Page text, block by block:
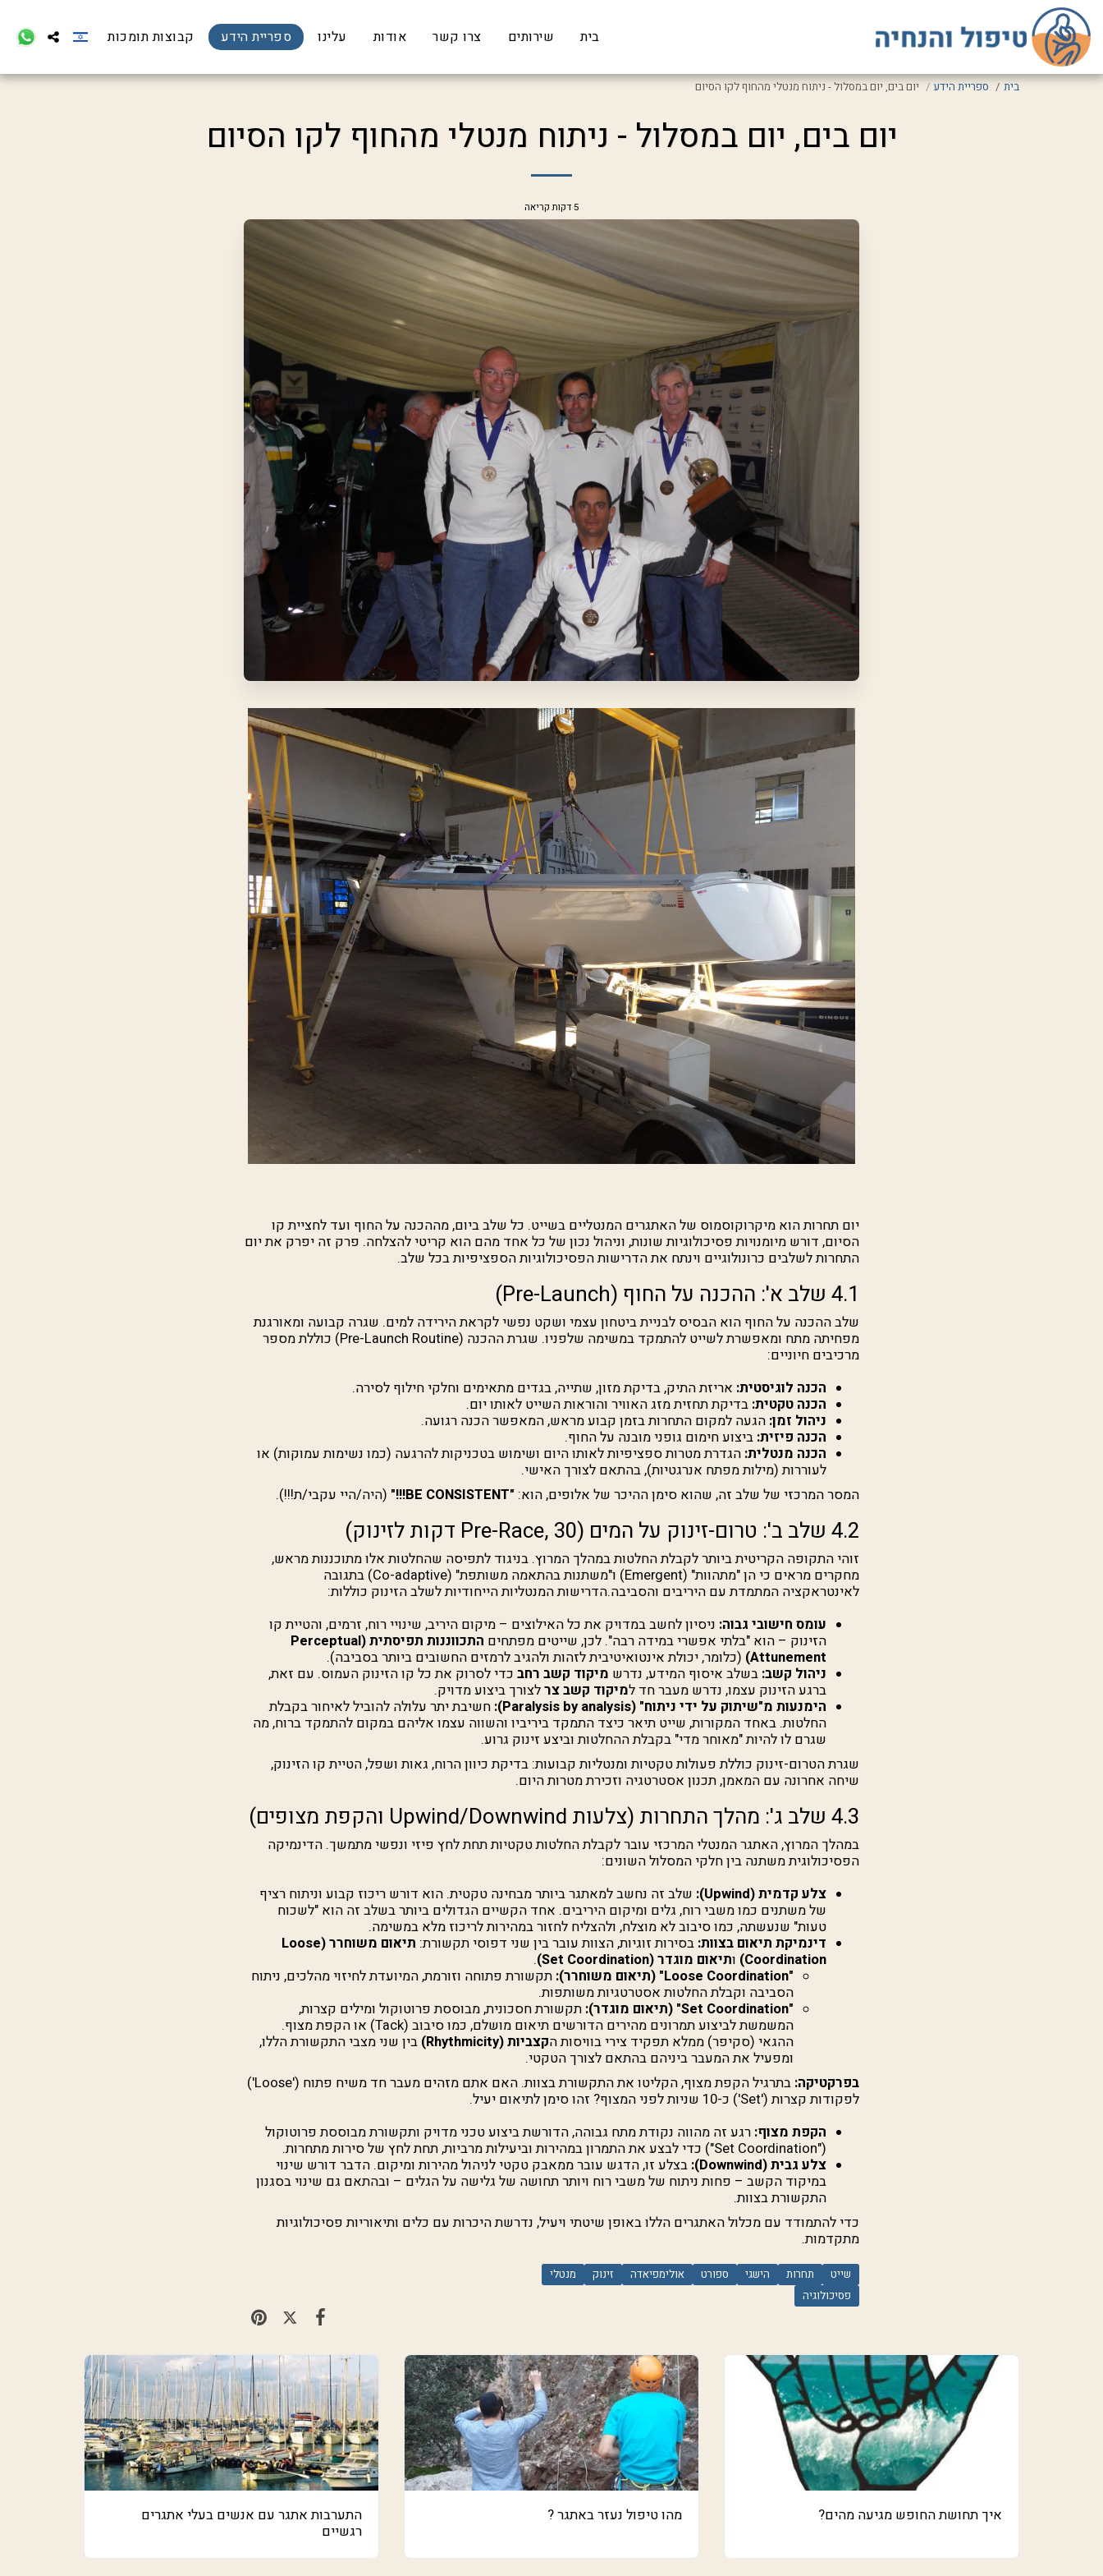
בית שירותים צרו קשר אודות עלינו ספריית הידע קבוצות תומכות
בית ספריית הידע יום בים, יום במסלול - ניתוח מנטלי מהחוף לקו הסיום
יום בים, יום במסלול - ניתוח מנטלי מהחוף לקו הסיום
5 דקות קריאה
יום תחרות הוא מיקרוקוסמוס של האתגרים המנטליים בשייט. כל שלב ביום, מההכנה על החוף ועד לחציית קו
הסיום, דורש מיומנויות פסיכולוגיות שונות, וניהול נכון של כל אחד מהם הוא קריטי להצלחה. פרק זה יפרק את יום
התחרות לשלבים כרונולוגיים וינתח את הדרישות הפסיכולוגיות הספציפיות בכל שלב.
4.1 שלב א': ההכנה על החוף (Pre-Launch)
שלב ההכנה על החוף הוא הבסיס לבניית ביטחון עצמי ושקט נפשי לקראת הירידה למים. שגרה קבועה ומאורגנת
מפחיתה מתח ומאפשרת לשייט להתמקד במשימה שלפניו. שגרת ההכנה (Pre-Launch Routine) כוללת מספר
מרכיבים חיוניים:
הכנה לוגיסטית: אריזת התיק, בדיקת מזון, שתייה, בגדים מתאימים וחלקי חילוף לסירה.
הכנה טקטית: בדיקת תחזית מזג האוויר והוראות השייט לאותו יום.
ניהול זמן: הגעה למקום התחרות בזמן קבוע מראש, המאפשר הכנה רגועה.
הכנה פיזית: ביצוע חימום גופני מובנה על החוף.
הכנה מנטלית: הגדרת מטרות ספציפיות לאותו היום ושימוש בטכניקות להרגעה (כמו נשימות עמוקות) או
לעוררות (מילות מפתח אנרגטיות), בהתאם לצורך האישי.
המסר המרכזי של שלב זה, שהוא סימן ההיכר של אלופים, הוא: "BE CONSISTENT!!!" (היה/היי עקבי/ת!!!).
4.2 שלב ב': טרום-זינוק על המים (Pre-Race, 30 דקות לזינוק)
זוהי התקופה הקריטית ביותר לקבלת החלטות במהלך המרוץ. בניגוד לתפיסה שהחלטות אלו מתוכננות מראש,
מחקרים מראים כי הן "מתהוות" (Emergent) ו"משתנות בהתאמה משותפת" (Co-adaptive) בתגובה
לאינטראקציה המתמדת עם היריבים והסביבה.הדרישות המנטליות הייחודיות לשלב הזינוק כוללות:
עומס חישובי גבוה: ניסיון לחשב במדויק את כל האילוצים – מיקום היריב, שינויי רוח, זרמים, והטיית קו
הזינוק – הוא "בלתי אפשרי במידה רבה". לכן, שייטים מפתחים
התכווננות תפיסתית (Perceptual
Attunement) (כלומר, יכולת אינטואיטיבית לזהות ולהגיב לרמזים החשובים ביותר בסביבה).
ניהול קשב: בשלב איסוף המידע, נדרש מיקוד קשב רחב כדי לסרוק את כל קו הזינוק העמוס. עם זאת,
ברגע הזינוק עצמו, נדרש מעבר חד למיקוד קשב צרלצורך ביצוע מדויק.
הימנעות מ"שיתוק על ידי ניתוח" (Paralysis by analysis):
חשיבת יתר עלולה להוביל לאיחור בקבלת
החלטות. באחד המקורות, שייט תיאר כיצד התמקד ביריביו והשווה עצמו אליהם במקום להתמקד ברוח, מה
שגרם לו להיות "מאוחר מדי" בקבלת ההחלטות וביצע זינוק גרוע.
שגרת הטרום-זינוק כוללת פעולות טקטיות ומנטליות קבועות: בדיקת כיוון הרוח, גאות ושפל, הטיית קו הזינוק,
שיחה אחרונה עם המאמן, תכנון אסטרטגיה וזכירת מטרות היום.
4.3 שלב ג': מהלך התחרות (צלעות Upwind/Downwind והקפת מצופים)
במהלך המרוץ, האתגר המנטלי המרכזי עובר לקבלת החלטות טקטיות תחת לחץ פיזי ונפשי מתמשך. הדינמיקה
הפסיכולוגית משתנה בין חלקי המסלול השונים:
צלע קדמית (Upwind):
שלב זה נחשב למאתגר ביותר מבחינה טקטית. הוא דורש ריכוז קבוע וניתוח רציף
של משתנים כמו משבי רוח, גלים ומיקום היריבים. אחד הקשיים הגדולים ביותר בשלב זה הוא "לשכוח
טעות" שנעשתה, כמו סיבוב לא מוצלח, ולהצליח לחזור במהירות לריכוז מלא במשימה.
דינמיקת תיאום בצוות: בסירות זוגיות, הצוות עובר בין שני דפוסי תקשורת:
תיאום משוחרר (Loose
Coordination) ותיאום מוגדר (Set Coordination)
.
"Loose Coordination" (תיאום משוחרר):
תקשורת פתוחה וזורמת, המיועדת לחיזוי מהלכים, ניתוח
הסביבה וקבלת החלטות אסטרטגיות משותפות.
"Set Coordination" (תיאום מוגדר):
תקשורת חסכונית, מבוססת פרוטוקול ומילים קצרות,
המשמשת לביצוע תמרונים מהירים הדורשים תיאום מושלם, כמו סיבוב (Tack) או הקפת מצוף.
ההגאי (סקיפר) ממלא תפקיד צירי בוויסות הקצביות (Rhythmicity)
בין שני מצבי התקשורת הללו,
ומפעיל את המעבר ביניהם בהתאם לצורך הטקטי.
בפרקטיקה:
בתרגיל הקפת מצוף, הקליטו את התקשורת בצוות. האם אתם מזהים מעבר חד משיח פתוח ('Loose')
לפקודות קצרות ('Set') כ-10 שניות לפני המצוף? זהו סימן לתיאום יעיל.
הקפת מצוף: רגע זה מהווה נקודת מתח גבוהה, הדורשת ביצוע טכני מדויק ותקשורת מבוססת פרוטוקול
("Set Coordination") כדי לבצע את התמרון במהירות וביעילות מרביות, תחת לחץ של סירות מתחרות.
צלע גבית (Downwind):
בצלע זו, הדגש עובר ממאבק טקטי לניהול מהירות ומיקום. הדבר דורש שינוי
במיקוד הקשב – פחות ניתוח של משבי רוח ויותר תחושה של גלישה על הגלים – ובהתאם גם שינוי בסגנון
התקשורת בצוות.
כדי להתמודד עם מכלול האתגרים הללו באופן שיטתי ויעיל, נדרשת היכרות עם כלים ותיאוריות פסיכולוגיות
מתקדמות.
שייט תחרות הישגי ספורט אולימפיאדה זינוק
מנטלי
פסיכולוגיה
איך תחושת החופש מגיעה מהים? מהו טיפול נעזר באתגר ?
התערבות אתגר עם אנשים בעלי אתגרים
רגשיים